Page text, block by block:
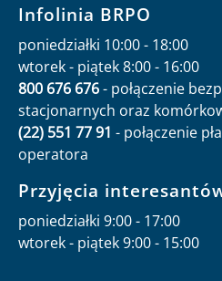
Infolinia BRPO
poniedziałki 10:00 - 18:00
wtorek - piątek 8:00 - 16:00
800 676 676- połączenie
stacjonarnych oraz
(22) 551 77 91 - połączenie
operatora
Przyjęcia
poniedziałki 9:00 - 17:00
wtorek - piątek 9:00 - 15:00